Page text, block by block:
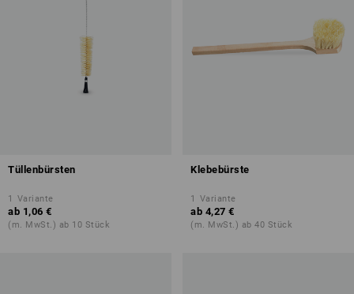
Tüllenbürsten
1 Variante
ab 1,06 €
(m. MwSt.) ab 10 Stück
Klebebürste
1 Variante
ab 4,27 €
(m. MwSt.) ab 40 Stück